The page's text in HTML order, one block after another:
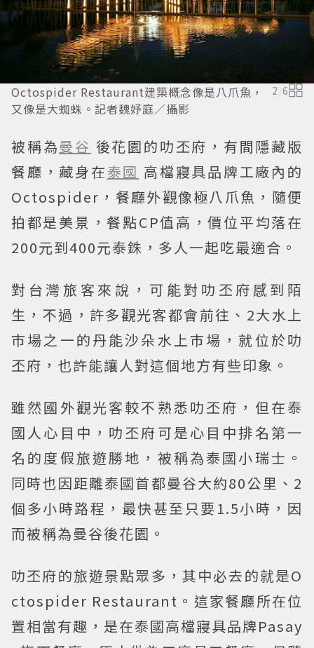
Octospider Restaurant建築概念像是八爪魚，
又像是大蜘蛛。記者魏妤庭／攝影
2/6
被稱為曼谷 後花園的叻丕府，有間隱藏版
餐廳，藏身在泰國 高檔寢具品牌工廠內的
Octospider，餐廳外觀像極八爪魚，隨便
拍都是美景，餐點CP值高，價位平均落在
200元到400元泰銖，多人一起吃最適合。
對台灣旅客來說，可能對叻丕府感到陌
生，不過，許多觀光客都會前往、2大水上
市場之一的丹能沙朵水上市場，就位於叻
丕府，也許能讓人對這個地方有些印象。
雖然國外觀光客較不熟悉叻丕府，但在泰
國人心目中，叻丕府可是心目中排名第一
名的度假旅遊勝地，被稱為泰國小瑞士。
同時也因距離泰國首都曼谷大約80公里、2
個多小時路程，最快甚至只要1.5小時，因
而被稱為曼谷後花園。
叻丕府的旅遊景點眾多，其中必去的就是O
ctospider Restaurant。這家餐廳所在位
置相當有趣，是在泰國高檔寢具品牌Pasay